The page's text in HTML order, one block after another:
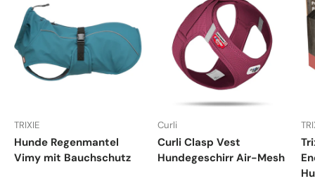
TRIXIE
Hunde Regenmantel
Vimy mit Bauchschutz
Curli
Curli Clasp Vest
Hundegeschirr Air-Mesh